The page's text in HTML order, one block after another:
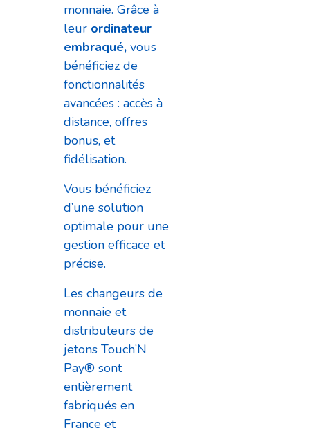
monnaie. Grâce à
leur ordinateur
embraqué, vous
bénéficiez de
fonctionnalités
avancées : accès à
distance, offres
bonus, et
fidélisation.
Vous bénéficiez
d’une solution
optimale pour une
gestion efficace et
précise.
Les changeurs de
monnaie et
distributeurs de
jetons Touch’N
Pay® sont
entièrement
fabriqués en
France et